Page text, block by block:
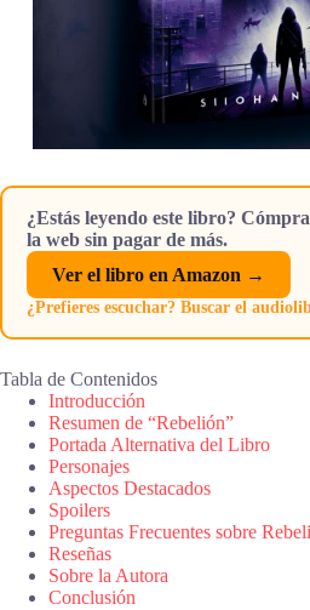
¿Estás leyendo este libro?
la web sin pagar de más.
Ver el libro en Amazon →
¿Prefieres escuchar? Buscar el
Tabla de Contenidos
Introducción
Resumen de “Rebelión”
Portada Alternativa del Libro
Personajes
Aspectos Destacados
Spoilers
Preguntas Frecuentes sobre
Reseñas
Sobre la Autora
Conclusión